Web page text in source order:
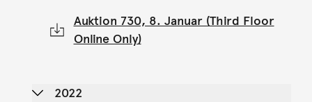
Auktion 730, 8. Januar (Third Floor
Online Only)
2022